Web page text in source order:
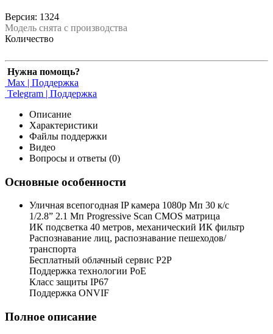
Версия: 1324
Модель снята с производства
Количество
Нужна помощь?
Max | Поддержка
Telegram | Поддержка
Описание
Характеристики
Файлы поддержки
Видео
Вопросы и ответы (0)
Основные особенности
Уличная всепогодная IP камера 1080p Мп 30 к/с
1/2.8” 2.1 Мп Progressive Scan CMOS матрица
ИК подсветка 40 метров, механический ИК фильтр
Распознавание лиц, распознавание пешеходов/
транспорта
Бесплатный облачный сервис P2P
Поддержка технологии PoE
Класс защиты IP67
Поддержка ONVIF
Полное описание